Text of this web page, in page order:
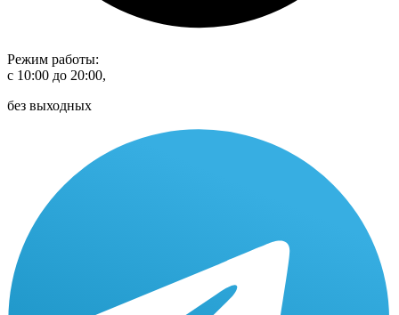
Режим работы:
с 10:00 до 20:00,
без выходных